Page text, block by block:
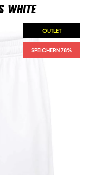
White
OUTLET
SPEICHERN 78%
OUTLET
SPEICHERN 78%
OUTLET
SPEICHERN 78%